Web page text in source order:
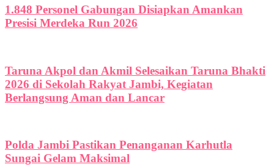
1.848 Personel Gabungan Disiapkan Amankan
Presisi Merdeka Run 2026
Taruna Akpol dan Akmil Selesaikan Taruna Bhakti
2026 di Sekolah Rakyat Jambi, Kegiatan
Berlangsung Aman dan Lancar
Polda Jambi Pastikan Penanganan Karhutla
Sungai Gelam Maksimal